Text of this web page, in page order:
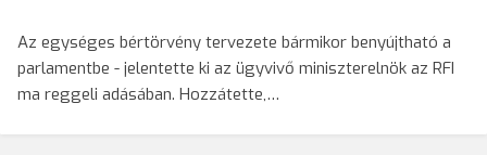
Az egységes bértörvény tervezete bármikor benyújtható a
parlamentbe - jelentette ki az ügyvivő miniszterelnök az RFI
ma reggeli adásában. Hozzátette,…